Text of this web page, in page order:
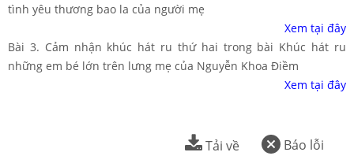
tình yêu thương bao la của người mẹ
Xem tại đây
Bài 3. Cảm nhận khúc hát ru thứ hai trong bài Khúc hát ru
những em bé lớn trên lưng mẹ của Nguyễn Khoa Điềm
Xem tại đây
Báo lỗi
Tải về